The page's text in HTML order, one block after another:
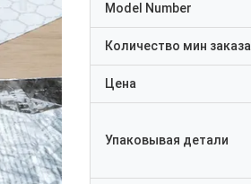
Model Number
Количество мин заказа
Цена
Упаковывая детали